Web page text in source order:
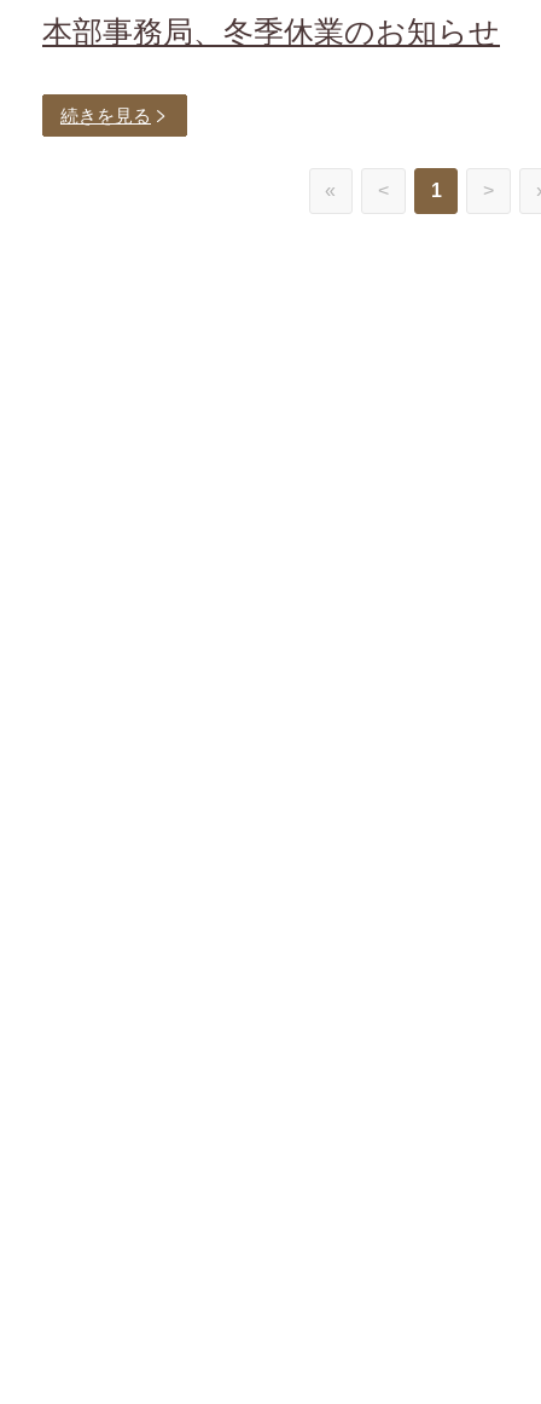
本部事務局、冬季休業のお知らせ
続きを見る
« < 1 >